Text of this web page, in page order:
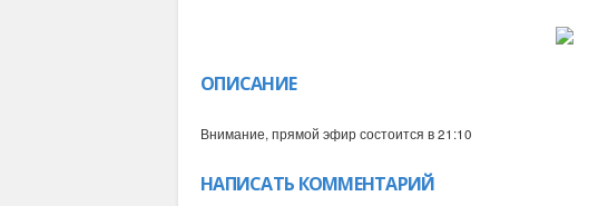
ОПИСАНИЕ
Внимание, прямой эфир состоится в 21:10
НАПИСАТЬ КОММЕНТАРИЙ